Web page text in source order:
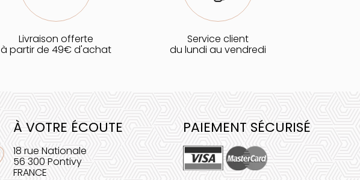
Livraison offerte
à partir de 49€ d'achat
Service client
du lundi au vendredi
À VOTRE ÉCOUTE
18 rue Nationale
56 300 Pontivy
FRANCE
PAIEMENT SÉCURISÉ